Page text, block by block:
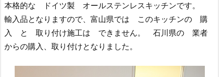
本格的な ドイツ製 オールステンレスキッチンです。
輸入品となりますので、富山県では このキッチンの 購
入 と 取り付け施工は できません。 石川県の 業者
からの購入、取り付けとなりました。